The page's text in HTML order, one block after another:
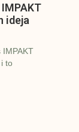
ideja
to